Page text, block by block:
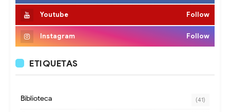
Youtube Follow
Instagram Follow
ETIQUETAS
Biblioteca (41)